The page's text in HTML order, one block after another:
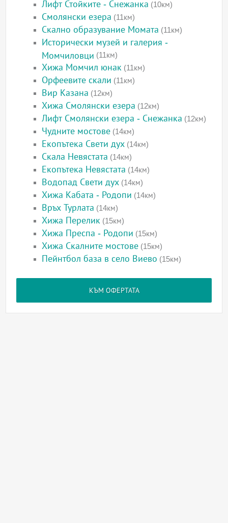
Лифт Стойките - Снежанка (10км)
Смолянски езера (11км)
Скално образувание Момата (11км)
Исторически музей и галерия -
Момчиловци (11км)
Хижа Момчил юнак (11км)
Орфеевите скали (11км)
Вир Казана (12км)
Хижа Смолянски езера (12км)
Лифт Смолянски езера - Снежанка (12км)
Чудните мостове (14км)
Екопътека Свети дух (14км)
Скала Невястата (14км)
Екопътека Невястата (14км)
Водопад Свети дух (14км)
Хижа Кабата - Родопи (14км)
Връх Турлата (14км)
Хижа Перелик (15км)
Хижа Преспа - Родопи (15км)
Хижа Скалните мостове (15км)
Пейнтбол база в село Виево (15км)
КЪМ ОФЕРТАТА